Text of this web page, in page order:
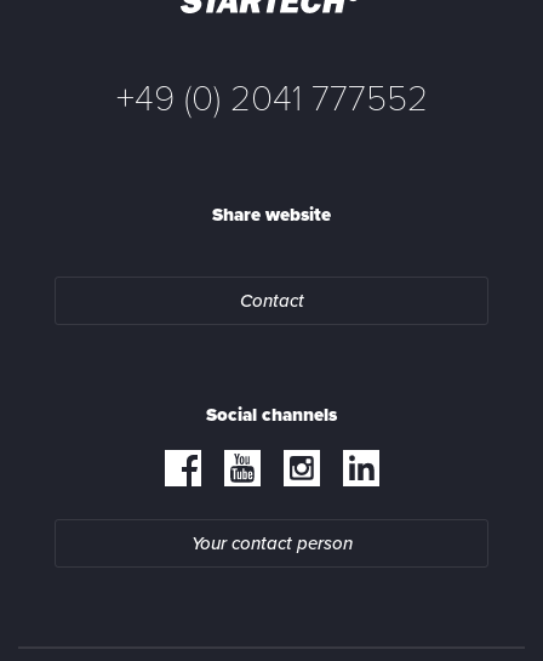
+49 (0) 2041 777552
Share website
Contact
Social channels
Your contact person